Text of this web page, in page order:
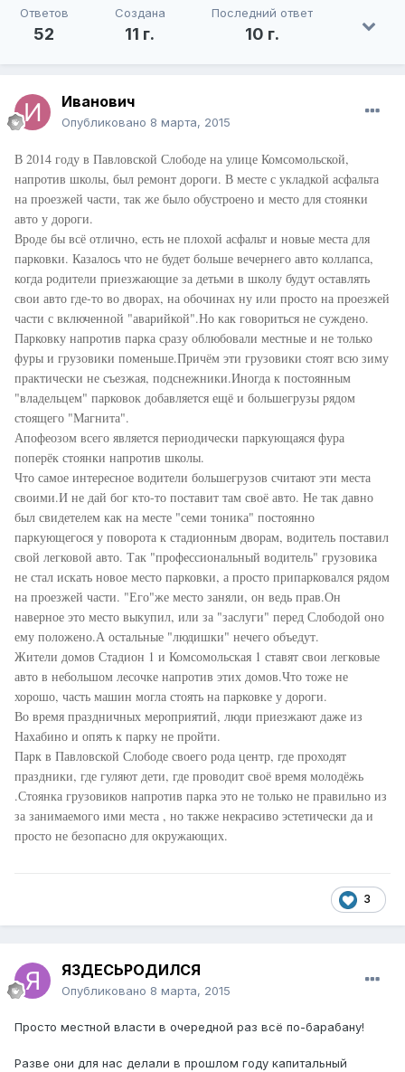
Ответов
52
Создана
11 г.
Последний ответ
10 г.
Иванович
Опубликовано 8 марта, 2015
В 2014 году в Павловской Слободе на улице Комсомольской,
напротив школы, был ремонт дороги. В месте с укладкой асфальта
на проезжей части, так же было обустроено и место для стоянки
авто у дороги.
Вроде бы всё отлично, есть не плохой асфальт и новые места для
парковки. Казалось что не будет больше вечернего авто коллапса,
когда родители приезжающие за детьми в школу будут оставлять
свои авто где-то во дворах, на обочинах ну или просто на проезжей
части с включенной "аварийкой".Но как говориться не суждено.
Парковку напротив парка сразу облюбовали местные и не только
фуры и грузовики поменьше.Причём эти грузовики стоят всю зиму
практически не съезжая, подснежники.Иногда к постоянным
"владельцем" парковок добавляется ещё и большегрузы рядом
стоящего "Магнита".
Апофеозом всего является периодически паркующаяся фура
поперёк стоянки напротив школы.
Что самое интересное водители большегрузов считают эти места
своими.И не дай бог кто-то поставит там своё авто. Не так давно
был свидетелем как на месте "семи тоника" постоянно
паркующегося у поворота к стадионным дворам, водитель поставил
свой легковой авто. Так "профессиональный водитель" грузовика
не стал искать новое место парковки, а просто припарковался рядом
на проезжей части. "Его"же место заняли, он ведь прав.Он
наверное это место выкупил, или за "заслуги" перед Слободой оно
ему положено.А остальные "людишки" нечего объедут.
Жители домов Стадион 1 и Комсомольская 1 ставят свои легковые
авто в небольшом лесочке напротив этих домов.Что тоже не
хорошо, часть машин могла стоять на парковке у дороги.
Во время праздничных мероприятий, люди приезжают даже из
Нахабино и опять к парку не пройти.
Парк в Павловской Слободе своего рода центр, где проходят
праздники, где гуляют дети, где проводит своё время молодёжь
.Стоянка грузовиков напротив парка это не только не правильно из
за занимаемого ими места , но также некрасиво эстетически да и
просто не безопасно для окружающих.
3
ЯЗДЕСЬРОДИЛСЯ
Опубликовано 8 марта, 2015
Просто местной власти в очередной раз всё по-барабану!
Разве они для нас делали в прошлом году капитальный